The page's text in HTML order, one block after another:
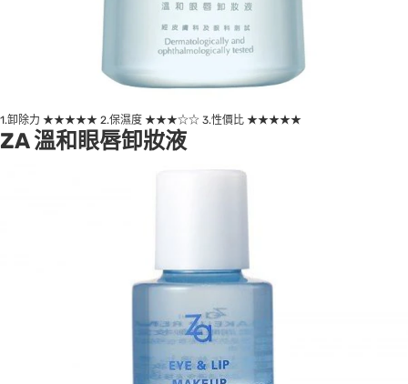
1.卸除力 ★★★★★ 2.保濕度 ★★★☆☆ 3.性價比 ★★★★★
ZA 溫和眼唇卸妝液